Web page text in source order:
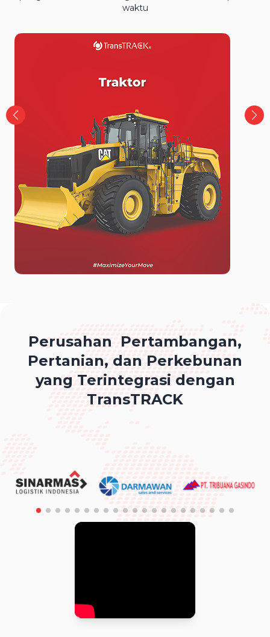
waktu
Perusahan Pertambangan,
Pertanian, dan Perkebunan
yang Terintegrasi dengan
TransTRACK